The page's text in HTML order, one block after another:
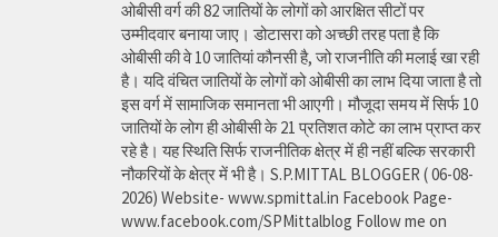
ओबीसी वर्ग की 82 जातियों के लोगों को आरक्षित सीटों पर
उम्मीदवार बनाया जाए। डोटासरा को अच्छी तरह पता है कि
ओबीसी की वे 10 जातियां कौनसी है, जो राजनीति की मलाई खा रही
है। यदि वंचित जातियों के लोगों को ओबीसी का लाभ दिया जाता है तो
इस वर्ग में सामाजिक समानता भी आएगी। मौजूदा समय में सिर्फ 10
जातियों के लोग ही ओबीसी के 21 प्रतिशत कोटे का लाभ प्राप्त कर
रहे है। यह स्थिति सिर्फ राजनीतिक क्षेत्र में ही नहीं बल्कि सरकारी
नौकरियों के क्षेत्र में भी है। S.P.MITTAL BLOGGER ( 06-08-
2026) Website- www.spmittal.in Facebook Page-
www.facebook.com/SPMittalblog Follow me on